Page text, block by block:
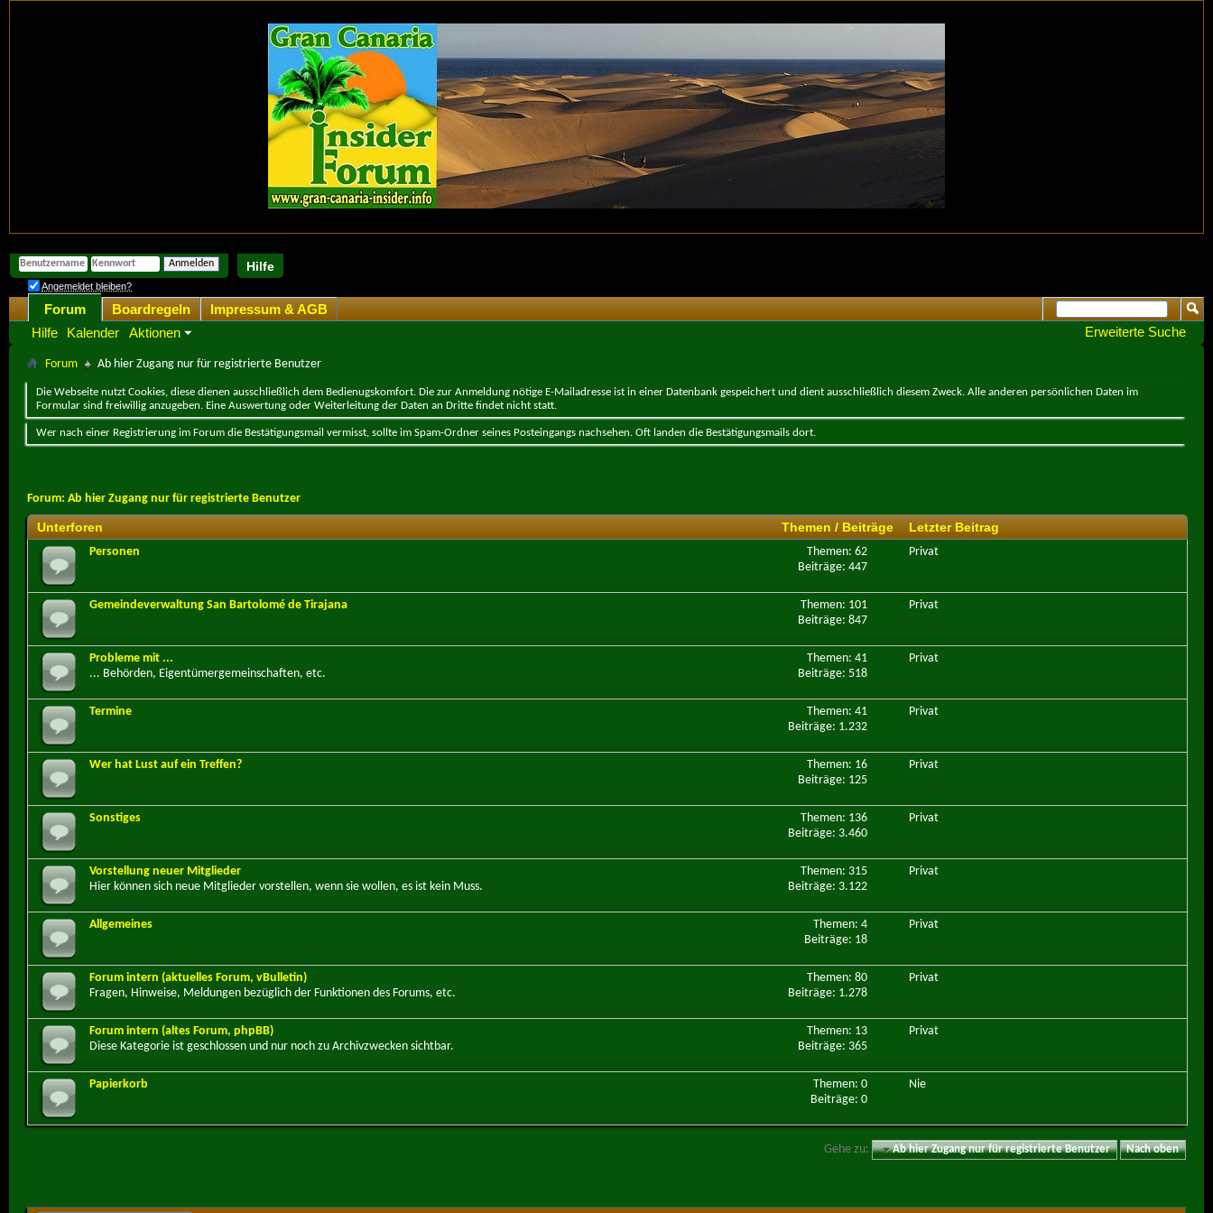
Hilfe
Angemeldet bleiben?
Forum
Hilfe
Kalender Aktionen
Boardregeln
Impressum & AGB
Erweiterte Suche
Forum Ab hier Zugang nur für registrierte Benutzer
Die Webseite nutzt Cookies, diese dienen ausschließlich dem Bedienugskomfort. Die zur Anmeldung nötige E-Mailadresse ist in einer Datenbank gespeichert und dient ausschließlich diesem Zweck. Alle anderen persönlichen Daten im
Formular sind freiwillig anzugeben. Eine Auswertung oder Weiterleitung der Daten an Dritte findet nicht statt.
Wer nach einer Registrierung im Forum die Bestätigungsmail vermisst, sollte im Spam-Ordner seines Posteingangs nachsehen. Oft landen die Bestätigungsmails dort.
Forum: Ab hier Zugang nur für registrierte Benutzer
Unterforen Themen / Beiträge Letzter Beitrag
Personen
Themen: 62
Beiträge: 447
Privat
Gemeindeverwaltung San Bartolomé de Tirajana
Themen: 101
Beiträge: 847
Privat
Probleme mit ...
... Behörden, Eigentümergemeinschaften, etc.
Themen: 41
Beiträge: 518
Privat
Termine
Themen: 41
Beiträge: 1.232
Privat
Wer hat Lust auf ein Treffen?
Themen: 16
Beiträge: 125
Privat
Sonstiges
Themen: 136
Beiträge: 3.460
Privat
Vorstellung neuer Mitglieder
Hier können sich neue Mitglieder vorstellen, wenn sie wollen, es ist kein Muss.
Themen: 315
Beiträge: 3.122
Privat
Allgemeines
Themen: 4
Beiträge: 18
Privat
Forum intern (aktuelles Forum, vBulletin)
Fragen, Hinweise, Meldungen bezüglich der Funktionen des Forums, etc.
Themen: 80
Beiträge: 1.278
Privat
Forum intern (altes Forum, phpBB)
Diese Kategorie ist geschlossen und nur noch zu Archivzwecken sichtbar.
Themen: 13
Beiträge: 365
Privat
Papierkorb
Themen: 0
Beiträge: 0
Nie
Gehe zu: Ab hier Zugang nur für registrierte Benutzer Nach oben